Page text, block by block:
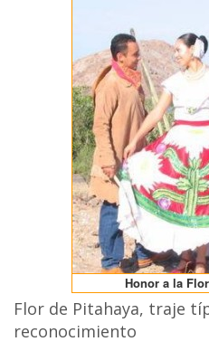
Honor a la
Flor de Pitahaya, traje
reconocimiento